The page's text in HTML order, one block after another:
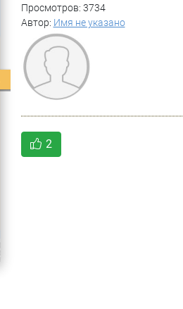
Просмотров: 3734
Автор: Имя не указано
2